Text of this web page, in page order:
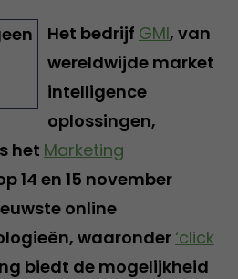
Het bedrijf GMI, van
wereldwijde market
intelligence
oplossingen,
het Marketing
14 en 15 november
online
waaronder‘click
biedt de mogelijkheid